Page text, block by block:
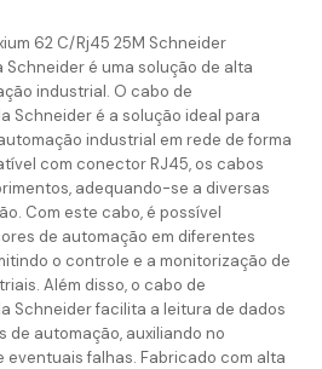
62 C/Rj45 25M Schneider
Schneider é uma solução de alta
industrial. O cabo de
Schneider é a solução ideal para
industrial em rede de forma
com conector RJ45, os cabos
adequando-se a diversas
Com este cabo, é possível
de automação em diferentes
o controle e a monitorização de
Além disso, o cabo de
Schneider facilita a leitura de dados
de automação, auxiliando no
falhas. Fabricado com alta